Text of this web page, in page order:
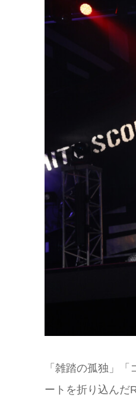
「雑踏の孤独」
ートを折り込んだ